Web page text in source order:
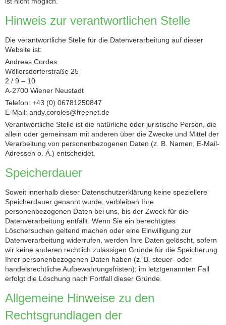
Hinweis zur verantwortlichen Stelle
Die verantwortliche Stelle für die Datenverarbeitung auf dieser
Website ist:
Andreas Cordes
Wöllersdorferstraße 25
2 / 9 – 10
A-2700 Wiener Neustadt
Telefon: +43 (0) 06781250847
E-Mail: andy.coroles@freenet.de
Verantwortliche Stelle ist die natürliche oder juristische Person, die
allein oder gemeinsam mit anderen über die Zwecke und Mittel der
Verarbeitung von personenbezogenen Daten (z. B. Namen, E-Mail-
Adressen o. Ä.) entscheidet.
Speicherdauer
Soweit innerhalb dieser Datenschutzerklärung keine speziellere
Speicherdauer genannt wurde, verbleiben Ihre
personenbezogenen Daten bei uns, bis der Zweck für die
Datenverarbeitung entfällt. Wenn Sie ein berechtigtes
Löschersuchen geltend machen oder eine Einwilligung zur
Datenverarbeitung widerrufen, werden Ihre Daten gelöscht, sofern
wir keine anderen rechtlich zulässigen Gründe für die Speicherung
Ihrer personenbezogenen Daten haben (z. B. steuer- oder
handelsrechtliche Aufbewahrungsfristen); im letztgenannten Fall
erfolgt die Löschung nach Fortfall dieser Gründe.
Allgemeine Hinweise zu den
Rechtsgrundlagen der